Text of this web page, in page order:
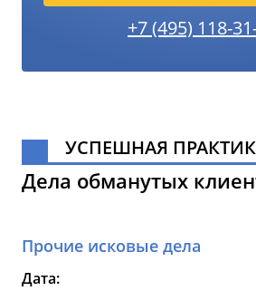
+7 (495) 118-
УСПЕШНАЯ
Дела обманутых
Прочие исковые дела
Дата: